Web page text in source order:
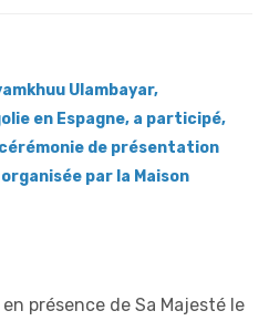
Ulambayar,
en Espagne, a participé,
cérémonie de présentation
par la Maison
présence de Sa Majesté le